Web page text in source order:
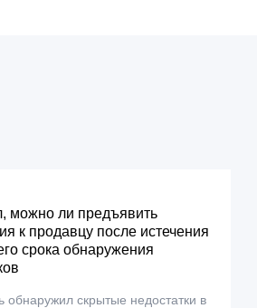
можно ли предъявить
к продавцу после истечения
срока обнаружения
обнаружил скрытые недостатки в